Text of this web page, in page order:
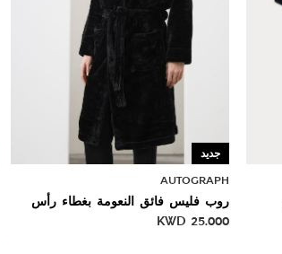
جديد
AUTOGRAPH
روب فليس فائق النعومة بغطاء رأس
KWD 25.000